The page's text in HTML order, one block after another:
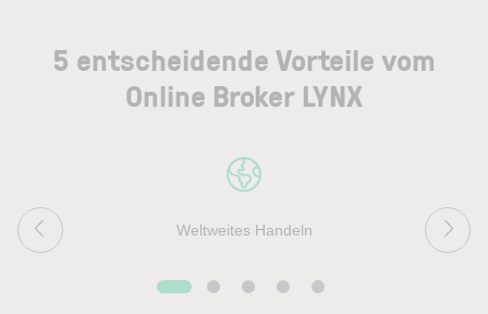
5 entscheidende Vorteile vom
Online Broker LYNX
Weltweites Handeln